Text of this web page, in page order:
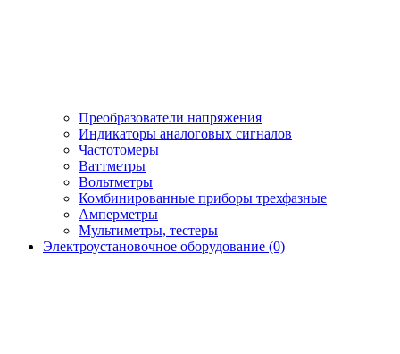
Преобразователи напряжения
Индикаторы аналоговых сигналов
Частотомеры
Ваттметры
Вольтметры
Комбинированные приборы трехфазные
Амперметры
Мультиметры, тестеры
Электроустановочное оборудование (0)